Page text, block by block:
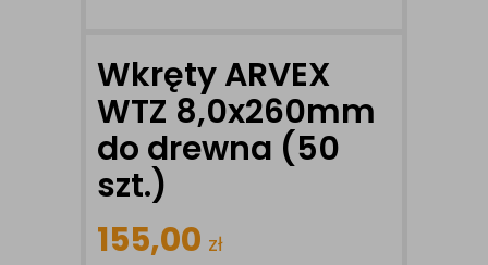
Wkręty ARVEX
WTZ 8,0x260mm
do drewna (50
szt.)
155,00 zł